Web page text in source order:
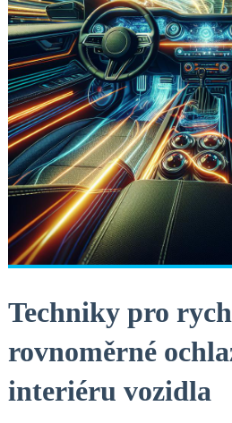
Techniky pro‌
‌rovnoměrné
interiéru⁤ vozidla